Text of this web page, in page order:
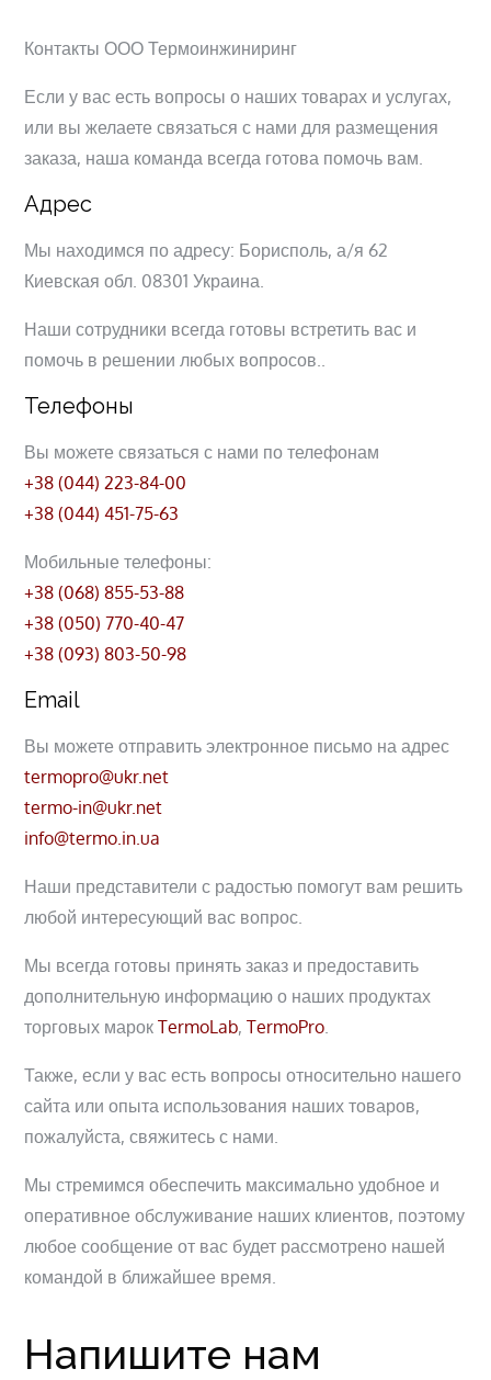
Контакты ООО Термоинжиниринг
Если у вас есть вопросы о наших товарах и услугах,
или вы желаете связаться с нами для размещения
заказа, наша команда всегда готова помочь вам.
Адрес
Мы находимся по адресу: Борисполь, а/я 62
Киевская обл. 08301 Украина.
Наши сотрудники всегда готовы встретить вас и
помочь в решении любых вопросов..
Телефоны
Вы можете связаться с нами по телефонам
+38 (044) 223-84-00
+38 (044) 451-75-63
Мобильные телефоны:
+38 (068) 855-53-88
+38 (050) 770-40-47
+38 (093) 803-50-98
Email
Вы можете отправить электронное письмо на адрес
termopro@ukr.net
termo-in@ukr.net
info@termo.in.ua
Наши представители с радостью помогут вам решить
любой интересующий вас вопрос.
Мы всегда готовы принять заказ и предоставить
дополнительную информацию о наших продуктах
торговых марокTermoLab,TermoPro.
Также, если у вас есть вопросы относительно нашего
сайта или опыта использования наших товаров,
пожалуйста, свяжитесь с нами.
Мы стремимся обеспечить максимально удобное и
оперативное обслуживание наших клиентов, поэтому
любое сообщение от вас будет рассмотрено нашей
командой в ближайшее время.
Напишите нам